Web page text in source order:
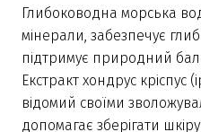
Глибоководна морська
мінерали, забезпечує
підтримує природний
Екстракт хондрус кріспус
відомий своїми
допомагає зберігати